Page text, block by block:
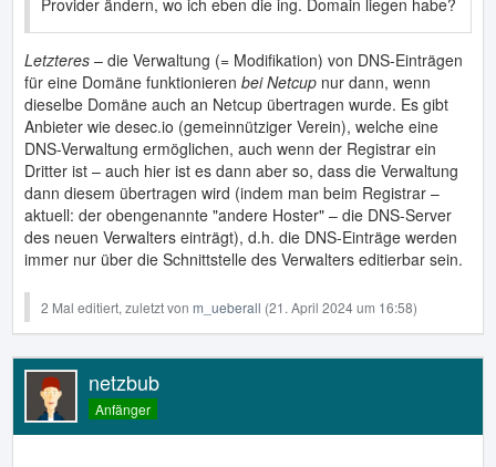
Letzteres – die Verwaltung (= Modifikation) von DNS-Einträgen
für eine Domäne funktionieren bei Netcup nur dann, wenn
dieselbe Domäne auch an Netcup übertragen wurde. Es gibt
Anbieter wie desec.io (gemeinnütziger Verein), welche eine
DNS-Verwaltung ermöglichen, auch wenn der Registrar ein
Dritter ist – auch hier ist es dann aber so, dass die Verwaltung
dann diesem übertragen wird (indem man beim Registrar –
aktuell: der obengenannte "andere Hoster" – die DNS-Server
des neuen Verwalters einträgt), d.h. die DNS-Einträge werden
immer nur über die Schnittstelle des Verwalters editierbar sein.
2 Mal editiert, zuletzt von m_ueberall (21. April 2024 um 16:58)
netzbub
Anfänger